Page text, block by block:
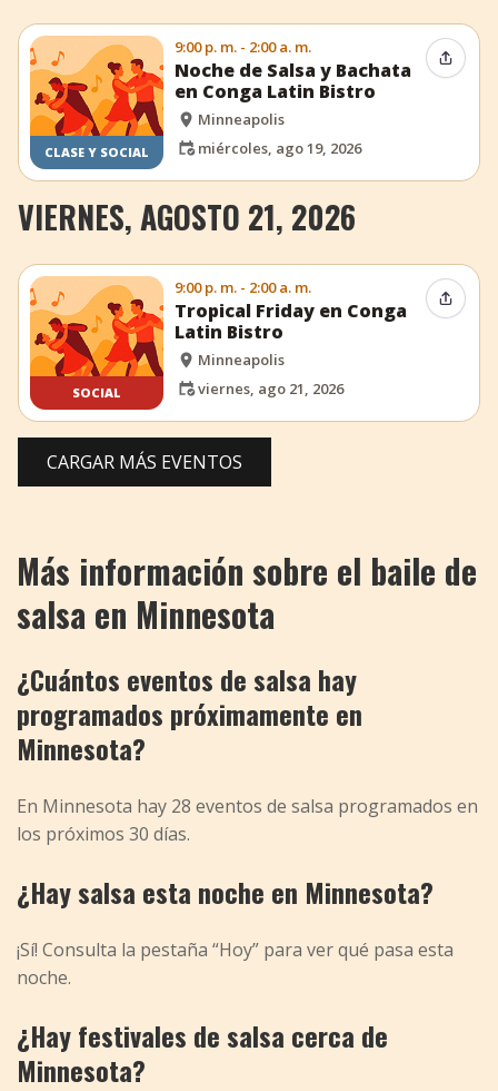
CLASE Y SOCIAL
9:00 p. m. - 2:00 a. m.
Noche de Salsa y Bachata
en Conga Latin Bistro
Minneapolis
miércoles, ago 19, 2026
VIERNES, AGOSTO 21, 2026
SOCIAL
9:00 p. m. - 2:00 a. m.
Tropical Friday en Conga
Latin Bistro
Minneapolis
viernes, ago 21, 2026
CARGAR MÁS EVENTOS
Más información sobre el baile de
salsa en Minnesota
¿Cuántos eventos de salsa hay
programados próximamente en
Minnesota?
En Minnesota hay 28 eventos de salsa programados en
los próximos 30 días.
¿Hay salsa esta noche en Minnesota?
¡Sí! Consulta la pestaña “Hoy” para ver qué pasa esta
noche.
¿Hay festivales de salsa cerca de
Minnesota?